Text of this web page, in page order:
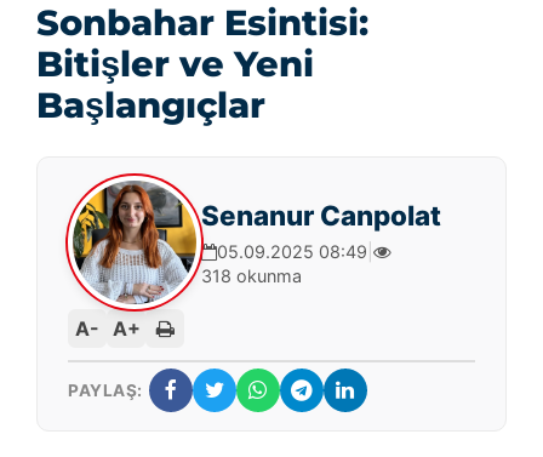
Sonbahar Esintisi:
Bitişler ve Yeni
Başlangıçlar
Senanur Canpolat
05.09.2025 08:49
318 okunma
A- A+
PAYLAŞ: